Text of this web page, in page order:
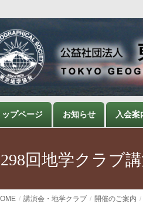
ップページ お知らせ 入会案
回地学クラブ
講演会・地学クラブ 開催のご案内